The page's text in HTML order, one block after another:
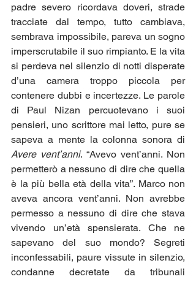
padre severo ricordava doveri, strade
tracciate dal tempo, tutto cambiava,
sembrava impossibile, pareva un sogno
imperscrutabile il suo rimpianto. E la vita
si perdeva nel silenzio di notti disperate
d’una camera troppo piccola per
contenere dubbi e incertezze. Le parole
di Paul Nizan percuotevano i suoi
pensieri, uno scrittore mai letto, pure se
Avere vent’anni. “Avevo vent’anni. Non
permetterò a nessuno di dire che quella
è la più bella età della vita”. Marco non
aveva ancora vent’anni. Non avrebbe
permesso a nessuno di dire che stava
vivendo un’età spensierata. Che ne
sapevano del suo mondo? Segreti
inconfessabili, paure vissute in silenzio,
condanne decretate da tribunali